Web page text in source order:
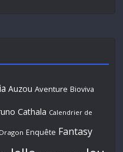
Auzou Aventure Bioviva
Cathala Calendrier de
Dragon Enquête Fantasy